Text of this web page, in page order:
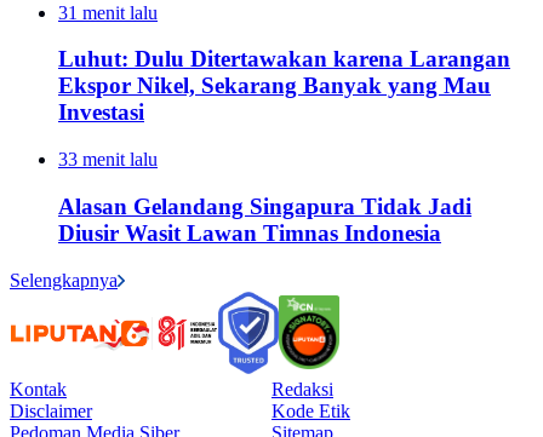
31 menit lalu
Luhut: Dulu Ditertawakan karena Larangan
Ekspor Nikel, Sekarang Banyak yang Mau
Investasi
33 menit lalu
Alasan Gelandang Singapura Tidak Jadi
Diusir Wasit Lawan Timnas Indonesia
Selengkapnya
Kontak
Redaksi
Disclaimer
Kode Etik
Pedoman Media Siber
Sitemap